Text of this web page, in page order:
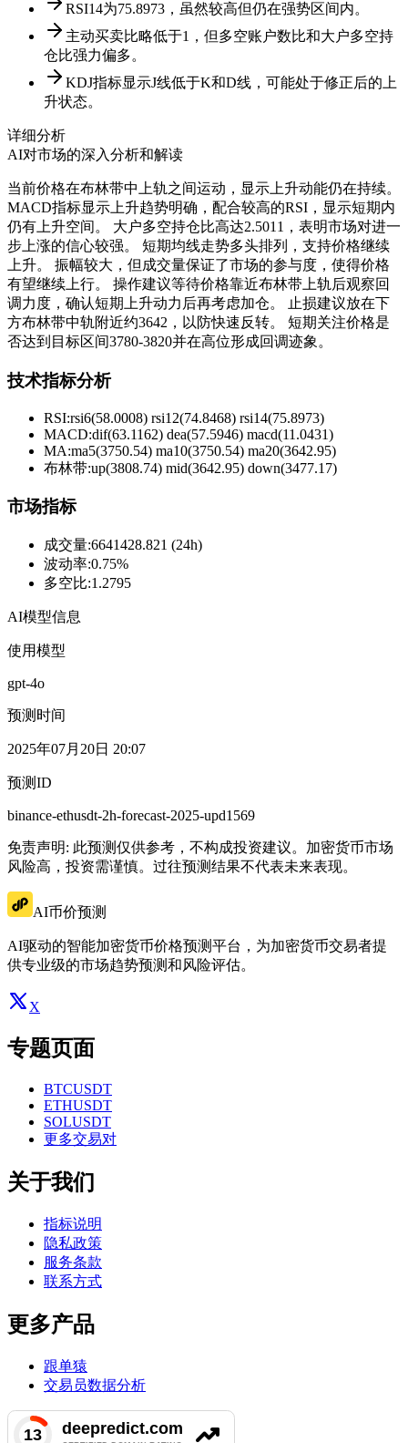
RSI14为75.8973，虽然较高但仍在强势区间内。
主动买卖比略低于1，但多空账户数比和大户多空持
仓比强力偏多。
KDJ指标显示J线低于K和D线，可能处于修正后的上
升状态。
详细分析
AI对市场的深入分析和解读
当前价格在布林带中上轨之间运动，显示上升动能仍在持续。
MACD指标显示上升趋势明确，配合较高的RSI，显示短期内
仍有上升空间。 大户多空持仓比高达2.5011，表明市场对进一
步上涨的信心较强。 短期均线走势多头排列，支持价格继续
上升。 振幅较大，但成交量保证了市场的参与度，使得价格
有望继续上行。 操作建议等待价格靠近布林带上轨后观察回
调力度，确认短期上升动力后再考虑加仓。 止损建议放在下
方布林带中轨附近约3642，以防快速反转。 短期关注价格是
否达到目标区间3780-3820并在高位形成回调迹象。
技术指标分析
RSI:rsi6(58.0008) rsi12(74.8468) rsi14(75.8973)
MACD:dif(63.1162) dea(57.5946) macd(11.0431)
MA:ma5(3750.54) ma10(3750.54) ma20(3642.95)
布林带:up(3808.74) mid(3642.95) down(3477.17)
市场指标
成交量:6641428.821 (24h)
波动率:0.75%
多空比:1.2795
AI模型信息
使用模型
gpt-4o
预测时间
2025年07月20日 20:07
预测ID
binance-ethusdt-2h-forecast-2025-upd1569
免责声明: 此预测仅供参考，不构成投资建议。加密货币市场
风险高，投资需谨慎。过往预测结果不代表未来表现。
AI币价预测
AI驱动的智能加密货币价格预测平台，为加密货币交易者提
供专业级的市场趋势预测和风险评估。
X
专题页面
BTCUSDT
ETHUSDT
SOLUSDT
更多交易对
关于我们
指标说明
隐私政策
服务条款
联系方式
更多产品
跟单猿
交易员数据分析